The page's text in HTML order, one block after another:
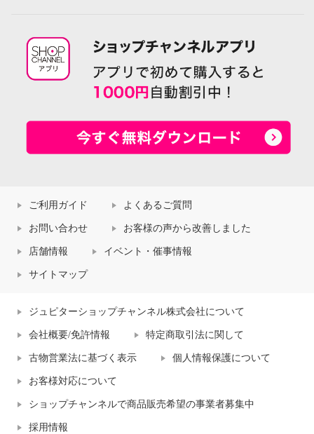
ご利用ガイド よくあるご質問
お問い合わせ お客様の声から改善しました
店舗情報 イベント・催事情報
サイトマップ
ジュピターショップチャンネル株式会社について
会社概要/免許情報 特定商取引法に関して
古物営業法に基づく表示 個人情報保護について
お客様対応について
ショップチャンネルで商品販売希望の事業者募集中
採用情報